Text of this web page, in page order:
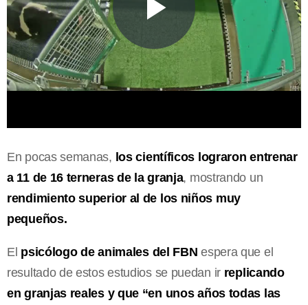
En pocas semanas, los científicos lograron entrenar
a 11 de 16 terneras de la granja, mostrando un
rendimiento superior al de los niños muy
pequeños.
El psicólogo de animales del FBN espera que el
resultado de estos estudios se puedan ir replicando
en granjas reales y que “en unos años todas las